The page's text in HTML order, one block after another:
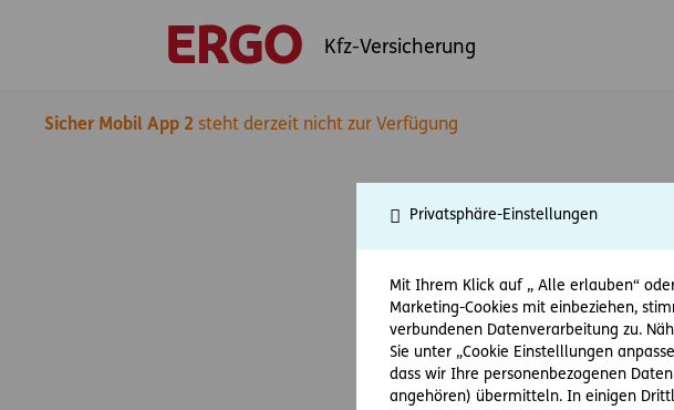
Privatsphäre-Einstellungen
Mit Ihrem Klick auf „ Alle erlauben“
Marketing-Cookies mit einbeziehen,
verbundenen Datenverarbeitung zu.
Sie unter „Cookie Einstelllungen
dass wir Ihre personenbezogenen
angehören) übermitteln. In einigen
Kfz-Versicherung
Sicher Mobil App 2 steht derzeit nicht zur Verfügung